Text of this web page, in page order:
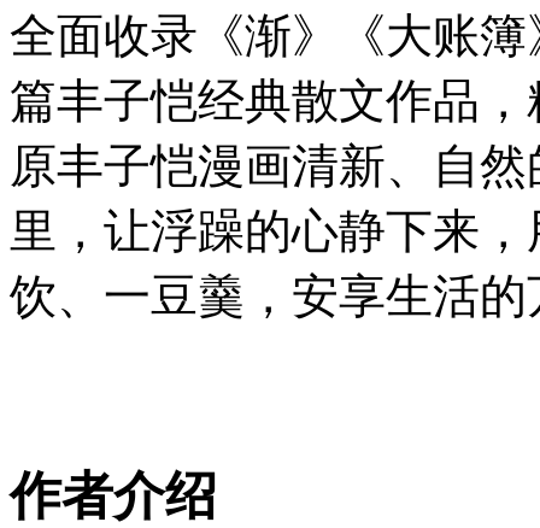
全面收录《渐》《大账
篇丰子恺经典散文作品
原丰子恺漫画清新、自
里，让浮躁的心静下来
饮、一豆羹，安享生活
作者介绍